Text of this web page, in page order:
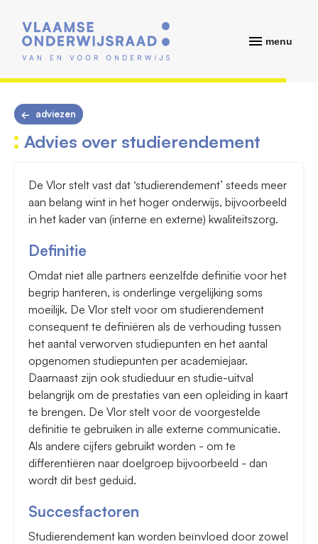
menu
adviezen
Advies over studierendement
De Vlor stelt vast dat ‘studierendement’ steeds meer
aan belang wint in het hoger onderwijs, bijvoorbeeld
in het kader van (interne en externe) kwaliteitszorg.
Definitie
Omdat niet alle partners eenzelfde definitie voor het
begrip hanteren, is onderlinge vergelijking soms
moeilijk. De Vlor stelt voor om studierendement
consequent te definiëren als de verhouding tussen
het aantal verworven studiepunten en het aantal
opgenomen studiepunten per academiejaar.
Daarnaast zijn ook studieduur en studie-uitval
belangrijk om de prestaties van een opleiding in kaart
te brengen. De Vlor stelt voor de voorgestelde
definitie te gebruiken in alle externe communicatie.
Als andere cijfers gebruikt worden - om te
differentiëren naar doelgroep bijvoorbeeld - dan
wordt dit best geduid.
Succesfactoren
Studierendement kan worden beïnvloed door zowel